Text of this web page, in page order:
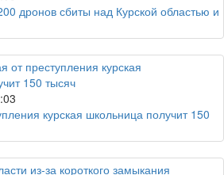
дронов сбиты над Курской областью и
курская школьница получит 150